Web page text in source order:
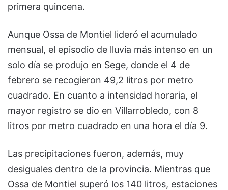
primera quincena.
Aunque Ossa de Montiel lideró el acumulado
mensual, el episodio de lluvia más intenso en un
solo día se produjo en Sege, donde el 4 de
febrero se recogieron 49,2 litros por metro
cuadrado. En cuanto a intensidad horaria, el
mayor registro se dio en Villarrobledo, con 8
litros por metro cuadrado en una hora el día 9.
Las precipitaciones fueron, además, muy
desiguales dentro de la provincia. Mientras que
Ossa de Montiel superó los 140 litros, estaciones